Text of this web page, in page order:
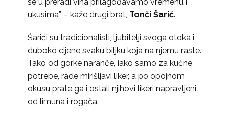
se u preradi vina prilagođavamo vremenu i
ukusima” – kaže drugi brat, Tonči Šarić.
Šarići su tradicionalisti, ljubitelji svoga otoka i
duboko cijene svaku biljku koja na njemu raste.
Tako od gorke naranče, iako samo za kućne
potrebe, rade mirišljavi liker, a po opojnom
okusu prate ga i ostali njihovi likeri napravljeni
od limuna i rogača.